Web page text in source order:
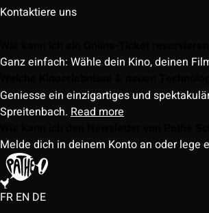
Kontaktiere uns
Ganz einfach: Wähle dein Kino, deinen
Geniesse ein einzigartiges und
Spreitenbach. Read more
Melde dich in deinem Konto an oder lege
FR EN DE